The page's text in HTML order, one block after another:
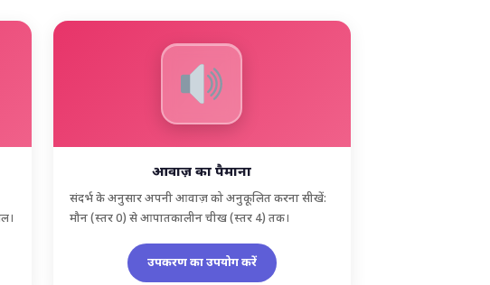
आवाज़ का पैमाना
संदर्भ के अनुसार अपनी आवाज़ को अनुकूलित करना सीखें:
मौन (स्तर 0) से आपातकालीन चीख (स्तर 4) तक।
उपकरण का उपयोग करें